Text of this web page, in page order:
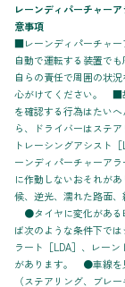
レーンディパーチャー
意事項
■レーンディパーチャー
自動で運転する装置で
自らの責任で周囲の状
心がけてください。 ■
を確認する行為はたい
ら、ドライバーはステ
トレーシングアシスト
ーンディパーチャーア
に作動しないおそれが
候、逆光、濡れた路面
●タイヤに変化がある
ば次のような条件下で
ラート［LDA］、レー
があります。 ●車線を
（ステアリング、ブ